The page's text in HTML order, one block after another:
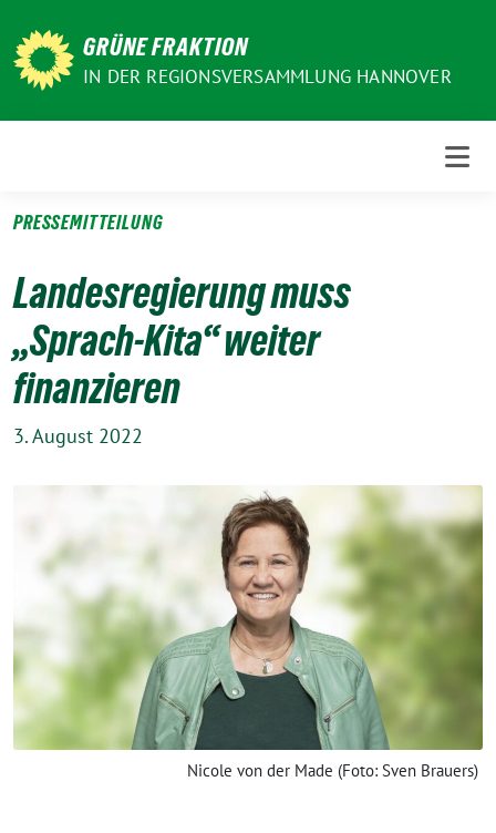
zum
Inhalt
GRÜNE FRAKTION
IN DER REGIONSVERSAMMLUNG HANNOVER
PRESSEMITTEILUNG
Landesregierung muss
„Sprach-Kita“ weiter
finanzieren
3. August 2022
Nicole von der Made (Foto: Sven Brauers)